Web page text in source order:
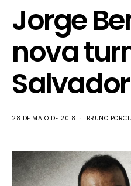
Jorge
nova
Salvador
28 DE MAIO DE 2018 BRUNO